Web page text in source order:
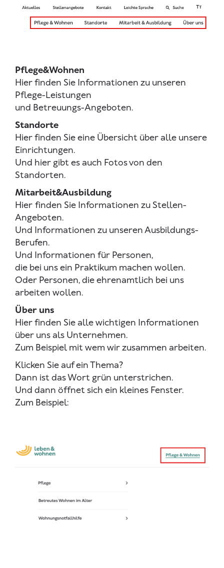
Pflege&Wohnen
Hier finden Sie Informationen zu unseren
Pflege-Leistungen
und Betreuungs-Angeboten.
Standorte
Hier finden Sie eine Übersicht über alle unsere
Einrichtungen.
Und hier gibt es auch Fotos von den
Standorten.
Mitarbeit&Ausbildung
Hier finden Sie Informationen zu Stellen-
Angeboten.
Und Informationen zu unseren Ausbildungs-
Berufen.
Und Informationen für Personen,
die bei uns ein Praktikum machen wollen.
Oder Personen, die ehrenamtlich bei uns
arbeiten wollen.
Über uns
Hier finden Sie alle wichtigen Informationen
über uns als Unternehmen.
Zum Beispiel mit wem wir zusammen arbeiten.
Klicken Sie auf ein Thema?
Dann ist das Wort grün unterstrichen.
Und dann öffnet sich ein kleines Fenster.
Zum Beispiel: